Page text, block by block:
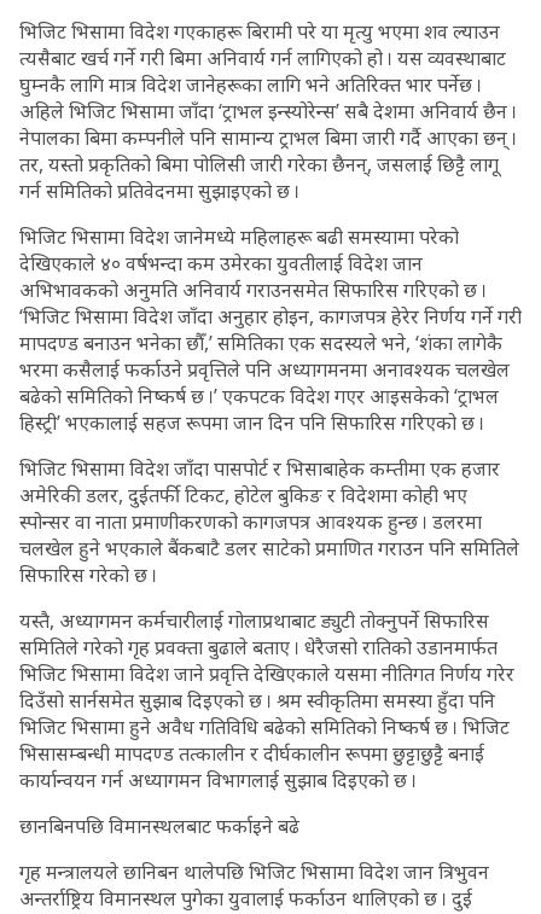
भिजिट भिसामा विदेश गएकाहरू बिरामी परे या मृत्यु भएमा शव ल्याउन
त्यसैबाट खर्च गर्ने गरी बिमा अनिवार्य गर्न लागिएको हो । यस व्यवस्थाबाट
घुम्नकै लागि मात्र विदेश जानेहरूका लागि भने अतिरिक्त भार पर्नेछ ।
अहिले भिजिट भिसामा जाँदा ‘ट्राभल इन्स्योरेन्स’ सबै देशमा अनिवार्य छैन ।
नेपालका बिमा कम्पनीले पनि सामान्य ट्राभल बिमा जारी गर्दै आएका छन् ।
तर, यस्तो प्रकृतिको बिमा पोलिसी जारी गरेका छैनन्, जसलाई छिट्टै लागू
गर्न समितिको प्रतिवेदनमा सुझाइएको छ ।
भिजिट भिसामा विदेश जानेमध्ये महिलाहरू बढी समस्यामा परेको
देखिएकाले ४० वर्षभन्दा कम उमेरका युवतीलाई विदेश जान
अभिभावकको अनुमति अनिवार्य गराउनसमेत सिफारिस गरिएको छ ।
‘भिजिट भिसामा विदेश जाँदा अनुहार होइन, कागजपत्र हेरेर निर्णय गर्ने गरी
मापदण्ड बनाउन भनेका छौँ,’ समितिका एक सदस्यले भने, ‘शंका लागेकै
भरमा कसैलाई फर्काउने प्रवृत्तिले पनि अध्यागमनमा अनावश्यक चलखेल
बढेको समितिको निष्कर्ष छ ।’ एकपटक विदेश गएर आइसकेको ‘ट्राभल
हिस्ट्री’ भएकालाई सहज रूपमा जान दिन पनि सिफारिस गरिएको छ ।
भिजिट भिसामा विदेश जाँदा पासपोर्ट र भिसाबाहेक कम्तीमा एक हजार
अमेरिकी डलर, दुईतर्फी टिकट, होटेल बुकिङ र विदेशमा कोही भए
स्पोन्सर वा नाता प्रमाणीकरणको कागजपत्र आवश्यक हुन्छ । डलरमा
चलखेल हुने भएकाले बैंकबाटै डलर साटेको प्रमाणित गराउन पनि समितिले
सिफारिस गरेको छ ।
यस्तै, अध्यागमन कर्मचारीलाई गोलाप्रथाबाट ड्युटी तोक्नुपर्ने सिफारिस
समितिले गरेको गृह प्रवक्ता बुढाले बताए । धेरैजसो रातिको उडानमार्फत
भिजिट भिसामा विदेश जाने प्रवृत्ति देखिएकाले यसमा नीतिगत निर्णय गरेर
दिउँसो सार्नसमेत सुझाब दिइएको छ । श्रम स्वीकृतिमा समस्या हुँदा पनि
भिजिट भिसामा हुने अवैध गतिविधि बढेको समितिको निष्कर्ष छ । भिजिट
भिसासम्बन्धी मापदण्ड तत्कालीन र दीर्घकालीन रूपमा छुट्टाछुट्टै बनाई
कार्यान्वयन गर्न अध्यागमन विभागलाई सुझाब दिइएको छ ।
छानबिनपछि विमानस्थलबाट फर्काइने बढे
गृह मन्त्रालयले छानिबन थालेपछि भिजिट भिसामा विदेश जान त्रिभुवन
अन्तर्राष्ट्रिय विमानस्थल पुगेका युवालाई फर्काउन थालिएको छ । दुई